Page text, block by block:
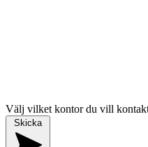
Välj vilket kontor du vill
Skicka